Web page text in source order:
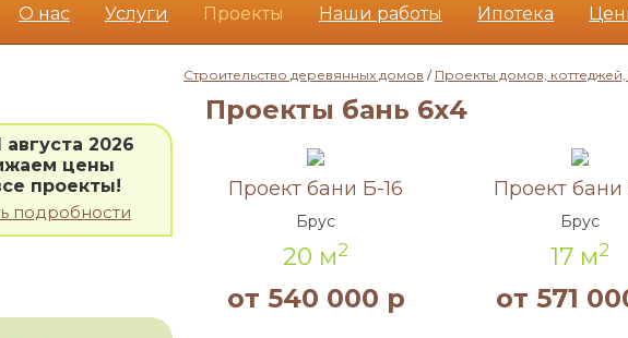
О нас Услуги Проекты Наши работы Ипотека
августа 2026
цены
проекты!
подробности
Cтроительство деревянных домов / Проекты домов, коттеджей,
Проекты бань 6х4
Проект бани Б-16
Брус
20 м2
от 540 000 р
Проект бани
Брус
17 м2
от 571